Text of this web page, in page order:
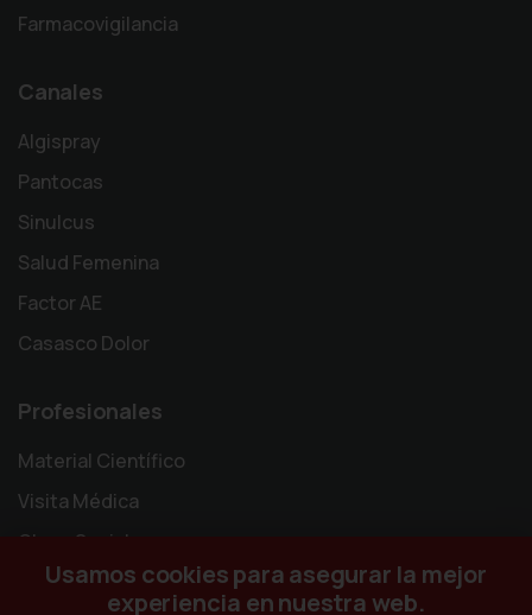
Farmacovigilancia
Canales
Algispray
Pantocas
Sinulcus
Salud Femenina
Factor AE
Casasco Dolor
Profesionales
Material Científico
Visita Médica
Obras Sociales
Usamos cookies para asegurar la mejor
experiencia en nuestra web.